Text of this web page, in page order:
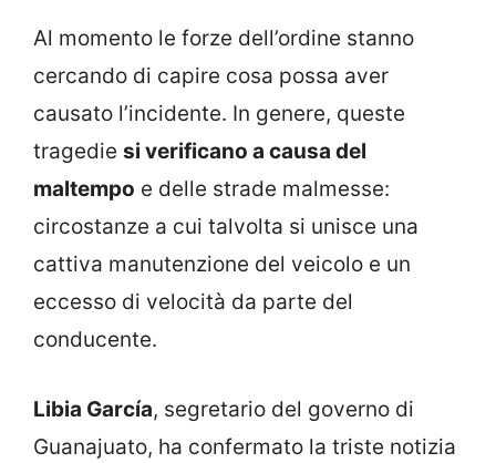
Al momento le forze dell’ordine stanno
cercando di capire cosa possa aver
causato l’incidente. In genere, queste
tragedie si verificano a causa del
maltempo e delle strade malmesse:
circostanze a cui talvolta si unisce una
cattiva manutenzione del veicolo e un
eccesso di velocità da parte del
conducente.
Libia García, segretario del governo di
Guanajuato, ha confermato la triste notizia